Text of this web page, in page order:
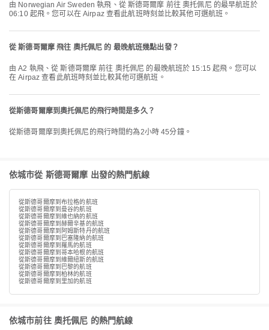
由 Norwegian Air Sweden 執飛、從 斯德哥爾摩 前往 奧托佩尼 的最早航班於
06:10 起飛。您可以在 Airpaz 查看此航班時刻並比較其他可選航班。
從 斯德哥爾摩 飛往 奧托佩尼 的 最晚航班幾點出發？
由 A2 執飛、從 斯德哥爾摩 前往 奧托佩尼 的最晚航班於 15:15 起飛。您可以
在 Airpaz 查看此航班時刻並比較其他可選航班。
從斯德哥爾摩到奧托佩尼的飛行時間是多久？
從斯德哥爾摩到奧托佩尼的飛行時間約為2小時 45分鐘。
依城市從 斯德哥爾摩 出發的熱門航線
從斯德哥爾摩到布拉格的航班
從斯德哥爾摩到曼谷的航班
從斯德哥爾摩到維也納的航班
從斯德哥爾摩到赫爾辛基的航班
從斯德哥爾摩到阿姆斯特丹的航班
從斯德哥爾摩到巴塞隆納的航班
從斯德哥爾摩到羅馬的航班
從斯德哥爾摩到哥本哈根的航班
從斯德哥爾摩到維爾紐斯的航班
從斯德哥爾摩到巴黎的航班
從斯德哥爾摩到柏林的航班
從斯德哥爾摩到里加的航班
依城市前往 奧托佩尼 的熱門航線